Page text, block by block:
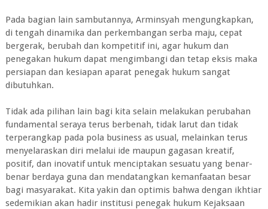
Pada bagian lain sambutannya, Arminsyah mengungkapkan,
di tengah dinamika dan perkembangan serba maju, cepat
bergerak, berubah dan kompetitif ini, agar hukum dan
penegakan hukum dapat mengimbangi dan tetap eksis maka
persiapan dan kesiapan aparat penegak hukum sangat
dibutuhkan.
Tidak ada pilihan lain bagi kita selain melakukan perubahan
fundamental seraya terus berbenah, tidak larut dan tidak
terperangkap pada pola business as usual, melainkan terus
menyelaraskan diri melalui ide maupun gagasan kreatif,
positif, dan inovatif untuk menciptakan sesuatu yang benar-
benar berdaya guna dan mendatangkan kemanfaatan besar
bagi masyarakat. Kita yakin dan optimis bahwa dengan ikhtiar
sedemikian akan hadir institusi penegak hukum Kejaksaan